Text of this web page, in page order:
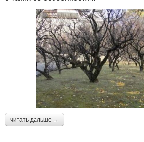
читать дальше →